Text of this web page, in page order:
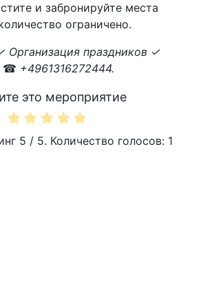
и забронируйте места
ограничено.
Организация праздников ✓
☎ +4961316272444.
это мероприятие
5 / 5. Количество голосов: 1